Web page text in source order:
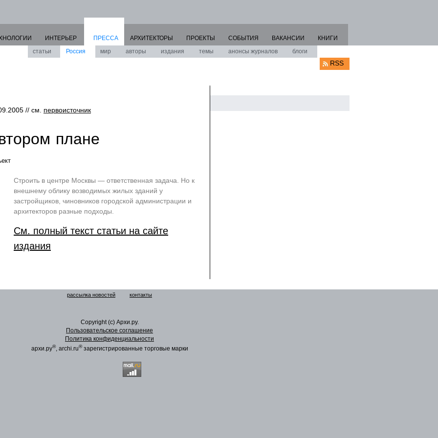
ИНТЕРЬЕР
ПРЕССА
статьи
Россия мир авторы издания темы анонсы журналов блоги
АРХИТЕКТОРЫ ПРОЕКТЫ СОБЫТИЯ ВАКАНСИИ КНИГИ
RSS
// см. первоисточник
плане
Строить в центре Москвы — ответственная задача. Но к
внешнему облику возводимых жилых зданий у
застройщиков, чиновников городской администрации и
архитекторов разные подходы.
См. полный текст статьи на сайте
издания
рассылка новостей контакты
Copyright (c) Архи.ру.
Пользовательское соглашение
Политика конфиденциальности
архи.ру®, archi.ru®зарегистрированные торговые марки